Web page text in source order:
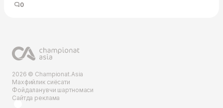
0
2026 © Championat.Asia
Махфийлик сиёсати
Фойдаланувчи шартномаси
Сайтда реклама